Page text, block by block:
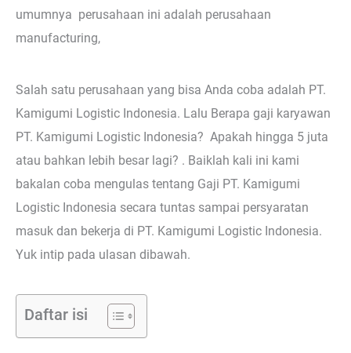
umumnya perusahaan ini adalah perusahaan
manufacturing,
Salah satu perusahaan yang bisa Anda coba adalah PT.
Kamigumi Logistic Indonesia. Lalu Berapa gaji karyawan
PT. Kamigumi Logistic Indonesia? Apakah hingga 5 juta
atau bahkan lebih besar lagi? . Baiklah kali ini kami
bakalan coba mengulas tentang Gaji PT. Kamigumi
Logistic Indonesia secara tuntas sampai persyaratan
masuk dan bekerja di PT. Kamigumi Logistic Indonesia.
Yuk intip pada ulasan dibawah.
Daftar isi